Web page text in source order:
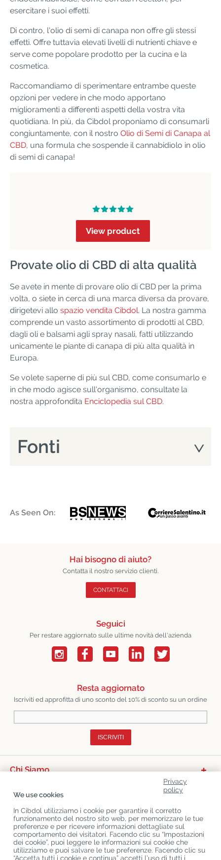
esercitare i suoi effetti.
Di contro, l'olio di semi di canapa non offre gli stessi
effetti. Offre tuttavia elevati livelli di nutrienti chiave e
serve come popolare prodotto per la cucina e la
cosmetica.
Raccomandiamo di sperimentare entrambe queste
opzioni per vedere in che modo apportano
miglioramenti a differenti aspetti della vostra vita
quotidiana. In più, da Cibdol proponiamo di consumarli
congiuntamente, con il nostro Olio di Semi di Canapa al
CBD, una formula che sospende il cannabidiolo in olio
di semi di canapa!
View product
Provate olio di CBD di alta qualità
Se avete in mente di provare olio di CBD per la prima
volta, o siete in cerca di una marca diversa da provare,
dirigetevi allo spazio vendita Cibdol. La nostra gamma
comprende un vasto assortimento di prodotti al CBD,
dagli oli e balsami agli spray nasali, fatti utilizzando
unicamente le piante di canapa di più alta qualità in
Europa.
Se volete saperne di più sul CBD, come consumarlo e
in che modo agisce sull'organismo, consultate la
nostra approfondita Enciclopedia sul CBD.
Fonti
As Seen On:
Hai bisogno di aiuto?
Contatta il nostro servizio clienti.
CONTATTACI
Seguici
Per restare aggiornato sulle ultime novità dell'azienda
Resta aggiornato
Iscriviti ed approfitta di uno sconto del 10% di sconto su un ordine
ISCRIVITI
Chi Siamo
Ultimo CBD Blogs
Privacy
policy
We use cookies
In Cibdol utilizziamo i cookie per garantire il corretto
funzionamento del nostro sito web, per memorizzare le tue
preferenze e per ricevere informazioni dettagliate sul
comportamento dei visitatori. Facendo clic su “Impostazioni
dei cookie”, puoi leggere le informazioni sui cookie che
utilizziamo e puoi salvare le tue preferenze. Facendo clic su
“Accetta tutti i cookie e continua” accetti l’uso di tutti i
Copyright©Cibdol Last updated 08-08-2026